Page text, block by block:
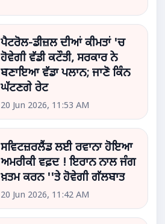
ਪੈਟਰੋਲ-ਡੀਜ਼ਲ ਦੀਆਂ ਕੀਮਤਾਂ 'ਚ
ਹੋਵੇਗੀ ਵੱਡੀ ਕਟੌਤੀ, ਸਰਕਾਰ ਨੇ
ਬਣਾਇਆ ਵੱਡਾ ਪਲਾਨ; ਜਾਣੋ ਕਿੰਨ
ਘੱਟਣਗੇ ਰੇਟ
20 Jun 2026, 11:53 AM
ਸਵਿਟਜ਼ਰਲੈਂਡ ਲਈ ਰਵਾਨਾ ਹੋਇਆ
ਅਮਰੀਕੀ ਵਫ਼ਦ ! ਇਰਾਨ ਨਾਲ ਜੰਗ
ਖ਼ਤਮ ਕਰਨ ''ਤੇ ਹੋਵੇਗੀ ਗੱਲਬਾਤ
20 Jun 2026, 11:42 AM